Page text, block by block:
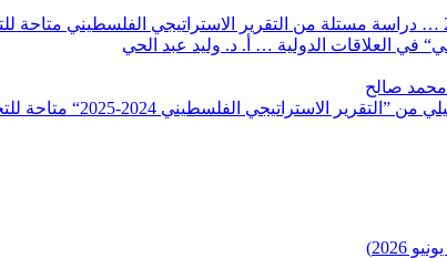
في العلاقات الدولية … أ. د. وليد عبد الحي
صالح
الفلسطيني 2024-2025“ متاحة للتحميل المجاني